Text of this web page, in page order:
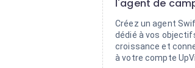
l'agent de
Créez un agent
dédié à vos
croissance et
à votre compte